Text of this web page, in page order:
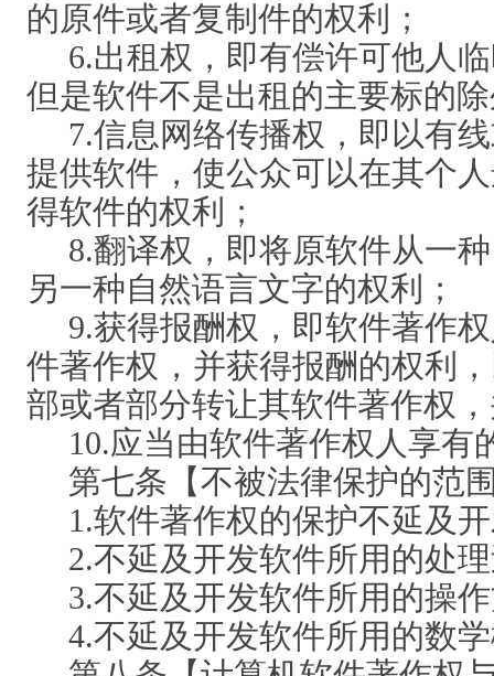
的原件或者复制件的权利；
6.出租权，即有偿许可他人
但是软件不是出租的主要标的
7.信息网络传播权，即以有
提供软件，使公众可以在其个
得软件的权利；
8.翻译权，即将原软件从一
另一种自然语言文字的权利；
9.获得报酬权，即软件著作
件著作权，并获得报酬的权利
部或者部分转让其软件著作权
10.应当由软件著作权人享有
第七条【不被法律保护的范
1.软件著作权的保护不延及
2.不延及开发软件所用的处
3.不延及开发软件所用的操
4.不延及开发软件所用的数